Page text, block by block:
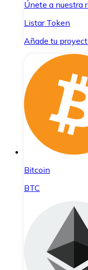
Únete a nuestra
Listar Token
Añade tu
Bitcoin
BTC